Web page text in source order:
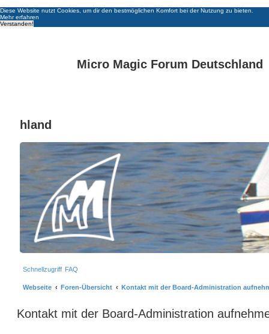
Diese Website nutzt Cookies, um dir den bestmöglichen Komfort bei der Nutzung zu bieten.
Mehr erfahren
Verstanden!
Micro Magic Forum Deutschland
hland
Schnellzugriff FAQ
Webseite Foren-Übersicht Kontakt mit der Board-Administration
Kontakt mit der Board-Administration